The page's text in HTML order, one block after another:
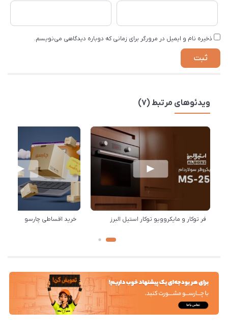
ذخیره نام و ایمیل در مرورگر برای زمانی که دوباره دیدگاهی می‌نویسم.
ویدئوهای مرتبط (7)
فر توکار و مایکروویو توکار استیل البرز خرید اقساطی چارسو